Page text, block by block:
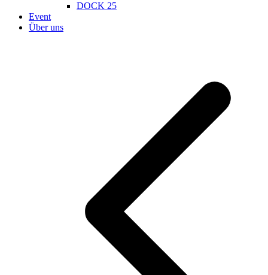
DOCK 25
Event
Über uns